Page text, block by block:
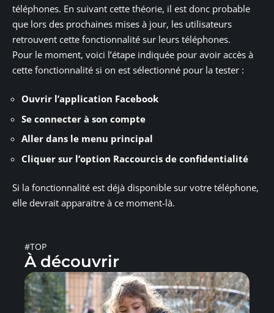
téléphones. En suivant cette théorie, il est donc probable
que lors des prochaines mises à jour, les utilisateurs
retrouvent cette fonctionnalité sur leurs téléphones.
Pour le moment, voici l’étape indiquée pour avoir accès à
cette fonctionnalité si on est sélectionné pour la tester :
Ouvrir l’application Facebook
Se connecter à son compte
Aller dans le menu principal
Cliquer sur l’option Raccourcis de confidentialité
Si la fonctionnalité est déjà disponible sur votre téléphone,
elle devrait apparaitre à ce moment-là.
#TOP
À découvrir